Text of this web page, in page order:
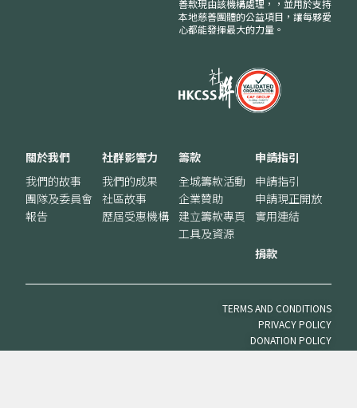
善款現由該機構處理，，並用於支持
本地慈善團體的公益項目，讓每夥愛
心都能發揮最大的力量。
關於我們
我們的故事
團隊及委員會
報告
社群影響力
我們的成果
社區故事
歷屆受惠機構
籌款
全城籌款活動
企業贊助
建立籌款專頁
工具及資源
申請指引
申請指引
申請現正開放
實用連結
捐款
TERMS AND CONDITIONS
PRIVACY POLICY
DONATION POLICY